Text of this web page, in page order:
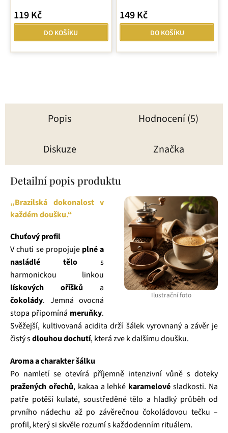
5,0
5
hvězdiček.
119 Kč
DO KOŠÍKU
149 Kč
DO KOŠÍKU
Popis Hodnocení (5)
Diskuze Značka
Detailní popis produktu
Ilustrační foto
„Brazilská dokonalost v
každém doušku.“
Chuťový profil
V chuti se propojuje plné a
nasládlé tělo s
harmonickou linkou
lískových oříšků a
čokolády. Jemná ovocná
stopa připomíná meruňky.
Svěžejší, kultivovaná acidita drží šálek vyrovnaný a závěr je
čistý sdlouhou dochutí, která zve k dalšímu doušku.
Aroma a charakter šálku
Po namletí se otevírá příjemně intenzivní vůně s doteky
pražených ořechů, kakaa a lehké karamelové sladkosti. Na
patře potěší kulaté, soustředěné tělo a hladký průběh od
prvního nádechu až po závěrečnou čokoládovou tečku –
profil, který si skvěle rozumí s každodenním rituálem.